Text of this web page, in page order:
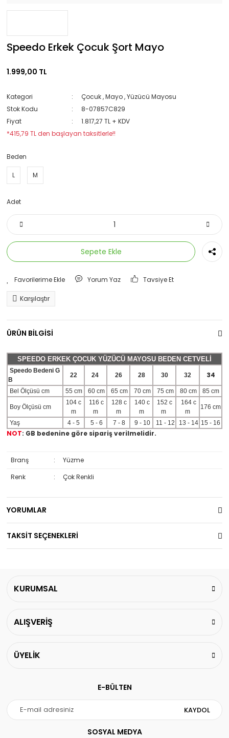
Speedo Erkek Çocuk Şort Mayo
1.999,00 TL
Kategori Çocuk ,Mayo ,Yüzücü Mayosu
Stok Kodu
8-07857C829
Fiyat
1.817,27 TL + KDV
*415,79 TL den başlayan taksitlerle!!
Beden
L M
Adet
Sepete Ekle
Yorum Yaz Tavsiye Et
Karşılaştır
ÜRÜN BİLGİSİ
SPEEDO ERKEK ÇOCUK YÜZÜCÜ MAYOSU BEDEN CETVELİ
Speedo Bedeni G
B
22 24 26 28 30 32 34
Bel Ölçüsü cm 55 cm 60 cm 65 cm 70 cm 75 cm 80 cm 85 cm
Boy Ölçüsü cm
104 c
m
116 c
m
128 c
m
140 c
m
152 c
m
164 c
m
176 cm
Yaş 4 - 5 5 - 6 7 - 8 9 - 10 11 - 12 13 - 14 15 - 16
NOT: GB bedenine göre sipariş verilmelidir.
Branş :
Yüzme
Renk
: Çok Renkli
YORUMLAR
TAKSİT SEÇENEKLERİ
KURUMSAL
ALIŞVERİŞ
ÜYELİK
E-BÜLTEN
KAYDOL
SOSYAL MEDYA